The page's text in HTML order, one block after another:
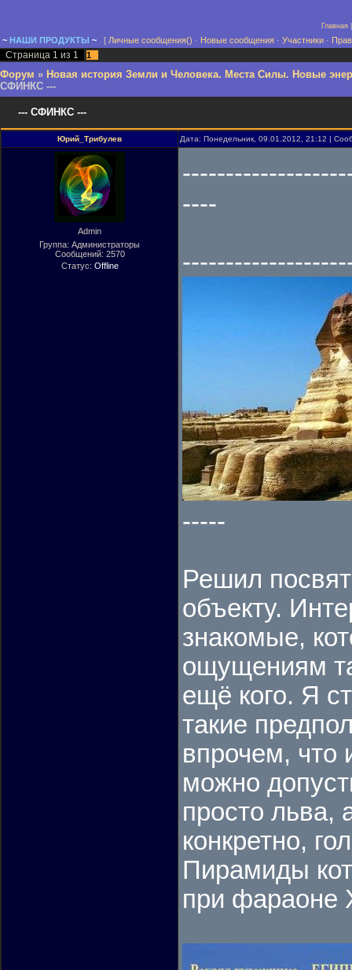
Главная
~ НАШИ ПРОДУКТЫ ~ [ Личные сообщения() · Новые сообщения · Участники ·
Страница 1 из 1 1
Форум » Новая история Земли и Человека. Места Силы. Новые
СФИНКС ---
--- СФИНКС ---
Юрий_Трибулев Дата: Понедельник, 09.01.2012, 21:12 |
Admin
Группа: Администраторы
Сообщений: 2570
Статус: Offline
----
-----
Решил
объекту.
знакомые,
ощущениям
ещё кого. Я
такие
впрочем, что
можно
просто льва,
конкретно,
Пирамиды
при фараоне